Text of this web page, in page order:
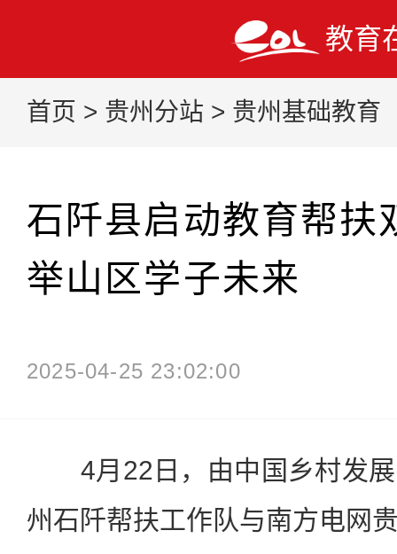
教育
首页 > 贵州分站 > 贵州基础教育
石阡县启动教育帮扶
举山区学子未来
2025-04-25 23:02:00
4月22日，由中国乡村发展
州石阡帮扶工作队与南方电网